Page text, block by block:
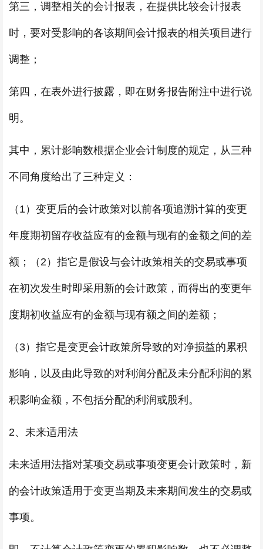
第三，调整相关的会计报表，在提供比较会计报表
时，要对受影响的各该期间会计报表的相关项目进行
调整；
第四，在表外进行披露，即在财务报告附注中进行说
明。
其中，累计影响数根据企业会计制度的规定，从三种
不同角度给出了三种定义：
（1）变更后的会计政策对以前各项追溯计算的变更
年度期初留存收益应有的金额与现有的金额之间的差
额；（2）指它是假设与会计政策相关的交易或事项
在初次发生时即采用新的会计政策，而得出的变更年
度期初收益应有的金额与现有额之间的差额；
（3）指它是变更会计政策所导致的对净损益的累积
影响，以及由此导致的对利润分配及未分配利润的累
积影响金额，不包括分配的利润或股利。
2、未来适用法
未来适用法指对某项交易或事项变更会计政策时，新
的会计政策适用于变更当期及未来期间发生的交易或
事项。